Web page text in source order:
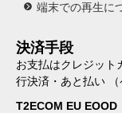
端末での再生に
決済手段
お支払はクレジット
行決済・あと払い （
T2ECOM EU EOOD